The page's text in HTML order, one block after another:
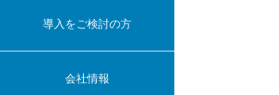
導入をご検討の方
会社情報